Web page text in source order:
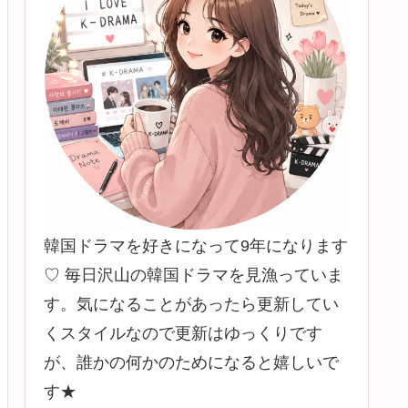
韓国ドラマを好きになって9年になります
♡ 毎日沢山の韓国ドラマを見漁っていま
す。気になることがあったら更新してい
くスタイルなので更新はゆっくりです
が、誰かの何かのためになると嬉しいで
す★